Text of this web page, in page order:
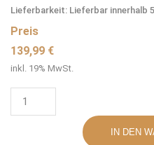
Lieferbarkeit: Lieferbar innerhalb
Preis
139,99 €
inkl. 19% MwSt.